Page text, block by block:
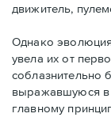
движитель,
Однако
увела их от
соблазнительно
выражавшуюся в
главному